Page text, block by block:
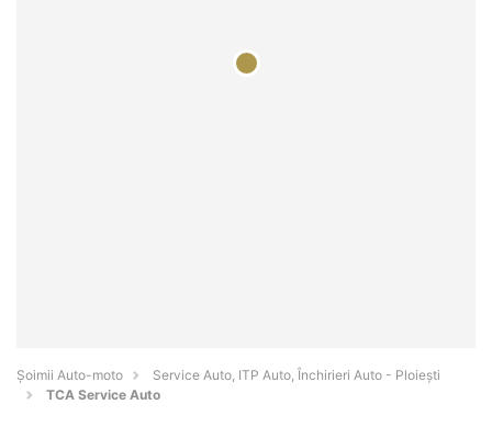
Șoimii Auto-moto
Service Auto, ITP Auto, Închirieri Auto - Ploieşti
TCA Service Auto